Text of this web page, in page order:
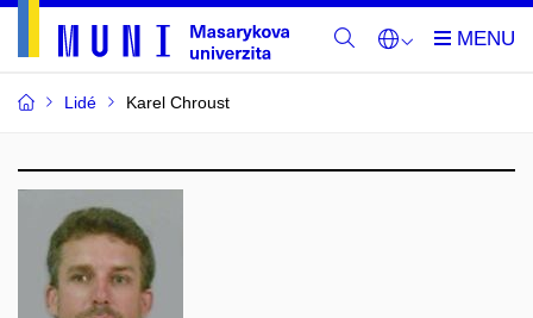
Lidé Karel Chroust